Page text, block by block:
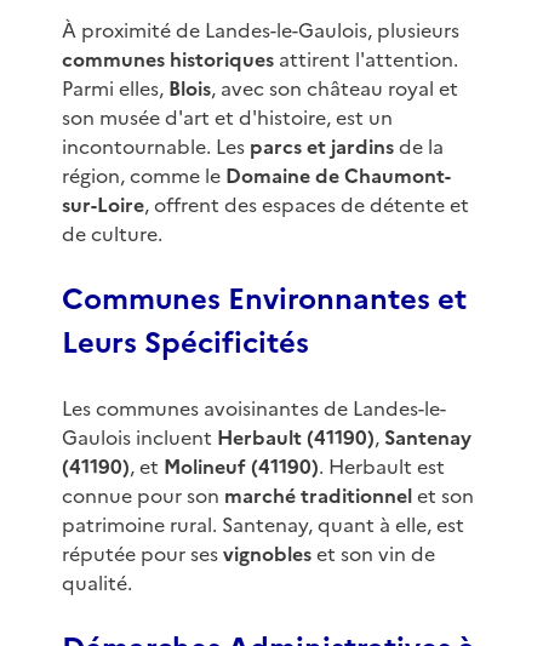
À proximité de Landes-le-Gaulois, plusieurs
communes historiquesattirent l'attention.
Parmi elles, Blois, avec son château royal et
son musée d'art et d'histoire, est un
incontournable. Les parcs et jardinsde la
région, comme le Domaine de Chaumont-
sur-Loire, offrent des espaces de détente et
de culture.
Communes Environnantes et
Leurs Spécificités
Les communes avoisinantes de Landes-le-
Gaulois incluent Herbault (41190), Santenay
(41190), et Molineuf (41190). Herbault est
connue pour son marché traditionnelet son
patrimoine rural. Santenay, quant à elle, est
réputée pour sesvignobleset son vin de
qualité.